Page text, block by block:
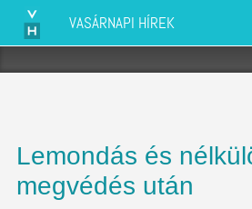
VASÁRNAPI HÍREK
Lemondás és
megvédés után